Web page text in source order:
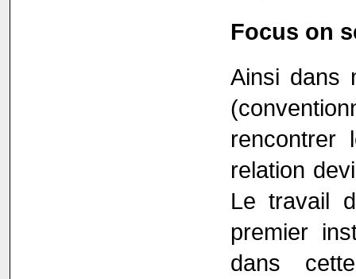
Focus on
Ainsi dans
rencontrer
relation
Le travail
premier
dans